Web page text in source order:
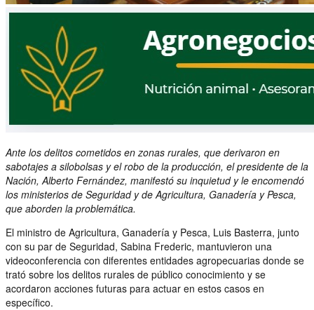
Ante los delitos cometidos en zonas rurales, que derivaron en
sabotajes a silobolsas y el robo de la producción, el presidente de la
Nación, Alberto Fernández, manifestó su inquietud y le encomendó
los ministerios de Seguridad y de Agricultura, Ganadería y Pesca,
que aborden la problemática.
El ministro de Agricultura, Ganadería y Pesca, Luis Basterra, junto
con su par de Seguridad, Sabina Frederic, mantuvieron una
videoconferencia con diferentes entidades agropecuarias donde se
trató sobre los delitos rurales de público conocimiento y se
acordaron acciones futuras para actuar en estos casos en
específico.